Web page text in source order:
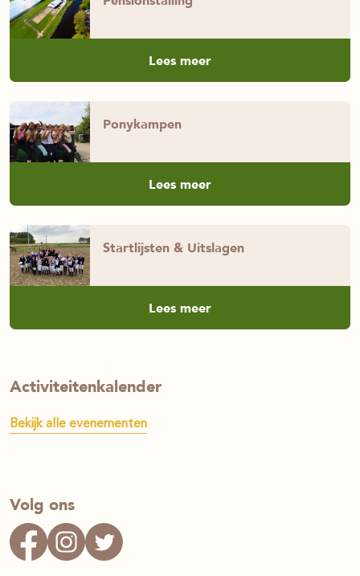
Lees meer
Ponykampen
Lees meer
Startlijsten & Uitslagen
Lees meer
Activiteitenkalender
Bekijk alle evenementen
Volg ons